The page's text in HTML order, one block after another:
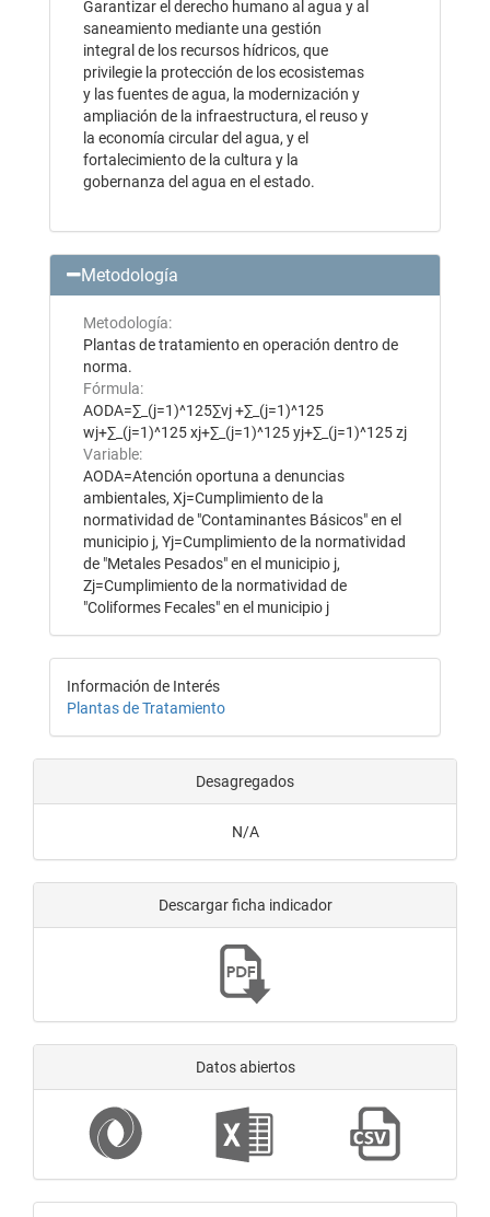
Garantizar el derecho humano al agua y al
saneamiento mediante una gestión
integral de los recursos hídricos, que
privilegie la protección de los ecosistemas
y las fuentes de agua, la modernización y
ampliación de la infraestructura, el reuso y
la economía circular del agua, y el
fortalecimiento de la cultura y la
gobernanza del agua en el estado.
Metodología
Metodología:
Plantas de tratamiento en operación dentro de
norma.
Fórmula:
AODA=∑_(j=1)^125∑vj +∑_(j=1)^125
wj+∑_(j=1)^125 xj+∑_(j=1)^125 yj+∑_(j=1)^125 zj
Variable:
AODA=Atención oportuna a denuncias
ambientales, Xj=Cumplimiento de la
normatividad de "Contaminantes Básicos" en el
municipio j, Yj=Cumplimiento de la normatividad
de "Metales Pesados" en el municipio j,
Zj=Cumplimiento de la normatividad de
"Coliformes Fecales" en el municipio j
Información de Interés
Plantas de Tratamiento
Desagregados
N/A
Descargar ficha indicador
Datos abiertos